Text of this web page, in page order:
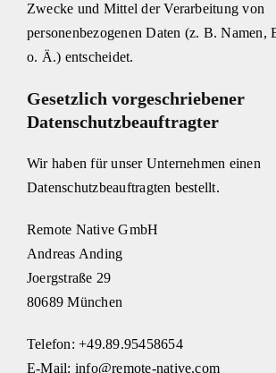
Zwecke und Mittel der Verarbeitung von
personenbezogenen Daten (z. B. Namen,
o. Ä.) entscheidet.
Gesetzlich vorgeschriebener
Datenschutzbeauftragter
Wir haben für unser Unternehmen einen
Datenschutzbeauftragten bestellt.
Remote Native GmbH
Andreas Anding
Joergstraße 29
80689 München
Telefon: +49.89.95458654
E-Mail: info@remote-native.com